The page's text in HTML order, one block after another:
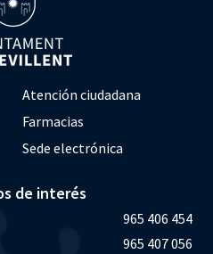
Atención ciudadana
Farmacias
Sede electrónica
de interés
965 406 454
965 407 056